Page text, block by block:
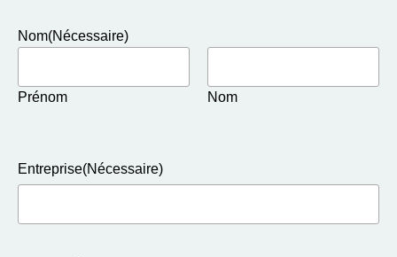
Nom(Nécessaire)
Prénom Nom
Entreprise(Nécessaire)